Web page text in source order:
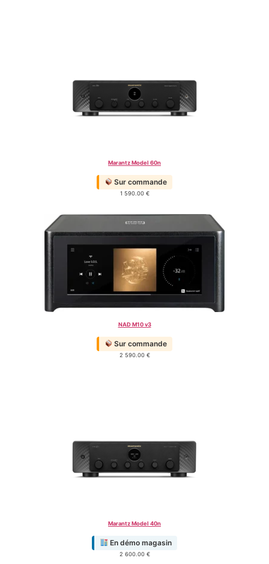
Marantz Model 60n
Sur commande
1 590.00 €
NAD M10 v3
Sur commande
2 590.00 €
Marantz Model 40n
En démo magasin
2 600.00 €